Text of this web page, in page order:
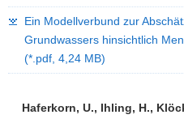
Ein Modellverbund zur
Grundwassers hinsichtlich
(*.pdf, 4,24 MB)
Haferkorn, U., Ihling, H.,